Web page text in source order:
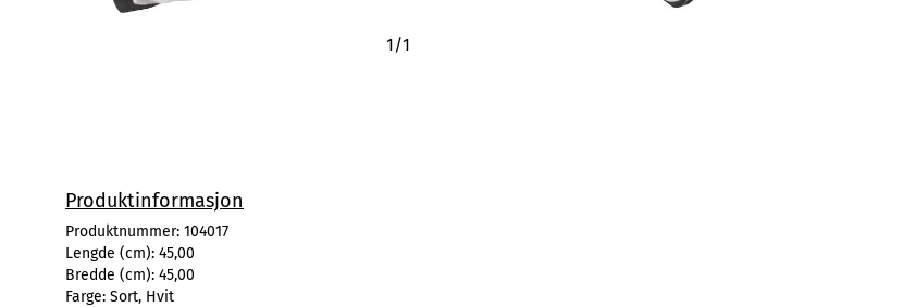
1/1
Produktinformasjon
Produktnummer: 104017
Lengde (cm): 45,00
Bredde (cm): 45,00
Farge: Sort, Hvit